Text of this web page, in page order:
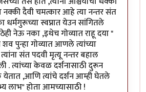
दैवी चमत्कार आहे त्या नन्तर संत
धर्मगुरूच्या स्वप्नात येउन सांगितले
नेऊ नका ,इथेच गोव्यात राहू दया "
शव पुन्हा गोव्यात आणले त्यांच्या
संत पदवी मृत्यू नन्तर बहाल
. त्यांच्या केवळ दर्शनासाठी दुरून
,आणि त्यांचे दर्शन आम्ही घेतले
लाभ" होता आमच्यासाठी !